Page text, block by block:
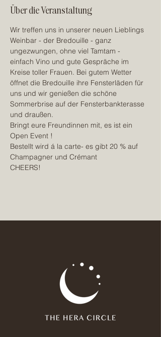
Über die Veranstaltung
Wir treffen uns in unserer neuen Lieblings
Weinbar - der Bredouille - ganz
ungezwungen, ohne viel Tamtam -
einfach Vino und gute Gespräche im
Kreise toller Frauen. Bei gutem Wetter
öffnet die Bredouille ihre Fensterläden für
uns und wir genießen die schöne
Sommerbrise auf der Fensterbankterasse
und draußen.
Bringt eure Freundinnen mit, es ist ein
Open Event !
Bestellt wird á la carte- es gibt 20 % auf
Champagner und Crémant
CHEERS!